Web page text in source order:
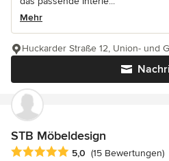
Mehr
Huckarder Straße 12, Union- und
STB Möbeldesign
Durchschnittliche Bewertung: 5
5,0 (15 Bewertungen)